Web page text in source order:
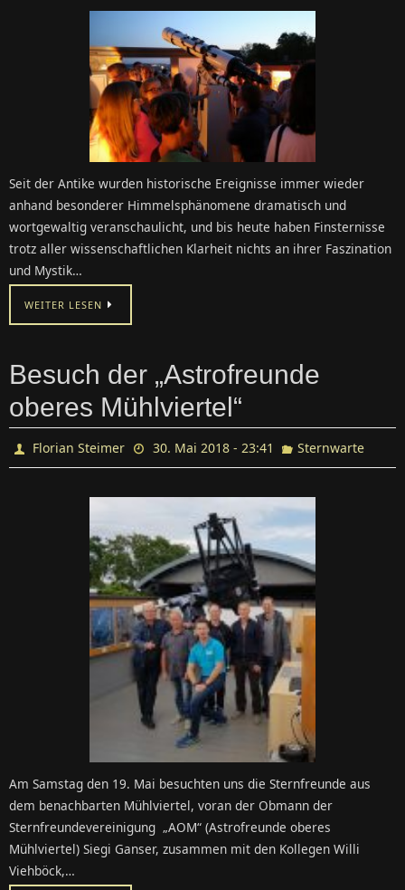
Seit der Antike wurden historische Ereignisse immer wieder
anhand besonderer Himmelsphänomene dramatisch und
wortgewaltig veranschaulicht, und bis heute haben Finsternisse
trotz aller wissenschaftlichen Klarheit nichts an ihrer Faszination
und Mystik…
WEITER LESEN
Besuch der „Astrofreunde
oberes Mühlviertel“
Florian Steimer 30. Mai 2018 - 23:41 Sternwarte
Am Samstag den 19. Mai besuchten uns die Sternfreunde aus
dem benachbarten Mühlviertel, voran der Obmann der
Sternfreundevereinigung „AOM“ (Astrofreunde oberes
Mühlviertel) Siegi Ganser, zusammen mit den Kollegen Willi
Viehböck,…